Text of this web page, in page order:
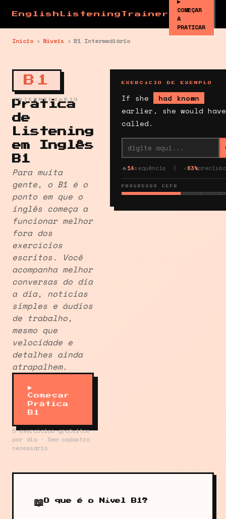
EnglishListeningTrainer
COMEÇAR
A
PRATICAR
Início › Níveis › B1 Intermediário
B1
INTERMEDIÁRIO
Prática
de
Listening
em Inglês
B1
Para muita
gente, o B1 é o
ponto em que o
inglês começa a
funcionar melhor
fora dos
exercícios
escritos. Você
acompanha melhor
conversas do dia
a dia, notícias
simples e áudios
de trabalho,
mesmo que
velocidade e
detalhes ainda
atrapalhem.
▶
Começar
Prática
B1
5 exercícios gratuitos
por dia · Sem cadastro
necessário
EXERCÍCIO DE EXEMPLO
If she
had known
earlier, she would have
called.
🔥14sequência | ✓83%precisão
PROGRESSO CEFR
📖O que é o Nível B1?